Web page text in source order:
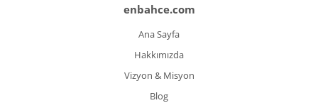
enbahce.com
Ana Sayfa
Hakkımızda
Vizyon & Misyon
Blog